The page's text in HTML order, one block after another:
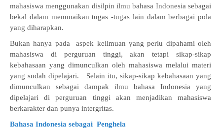
mahasiswa menggunakan disilpin ilmu bahasa Indonesia sebagai
bekal dalam menunaikan tugas -tugas lain dalam berbagai pola
yang diharapkan.
Bukan hanya pada aspek keilmuan yang perlu dipahami oleh
mahasiswa di perguruan tinggi, akan tetapi sikap-sikap
kebahasaan yang dimunculkan oleh mahasiswa melalui materi
yang sudah dipelajari. Selain itu, sikap-sikap kebahasaan yang
dimunculkan sebagai dampak ilmu bahasa Indonesia yang
dipelajari di perguruan tinggi akan menjadikan mahasiswa
berkarakter dan punya intergritas.
Bahasa Indonesia sebagai Penghela